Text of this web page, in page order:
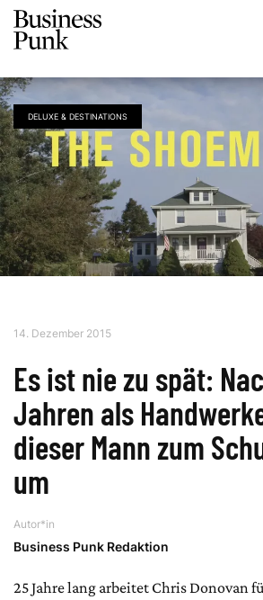
DELUXE & DESTINATIONS
14. Dezember 2015
Es ist nie zu spät:
Jahren als
dieser Mann zum
um
Autor*in
Business Punk Redaktion
25 Jahre lang arbeitet Chris Donovan